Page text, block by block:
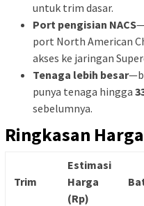
untuk trim dasar.
Port pengisian NACS
port North American
akses ke jaringan
Tenaga lebih besar
punya tenaga hingga
sebelumnya.
Ringkasan
Trim
Estimasi
Harga
(Rp)